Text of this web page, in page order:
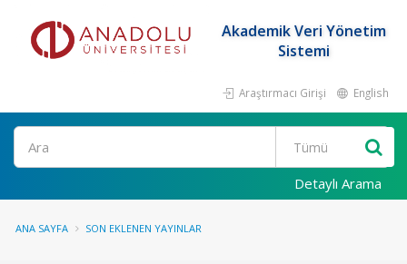
Akademik Veri Yönetim
Sistemi
Araştırmacı Girişi English
Ara
Detaylı Arama
ANA SAYFA SON EKLENEN YAYINLAR